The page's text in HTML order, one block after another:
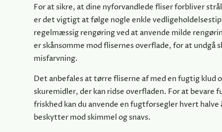
For at sikre, at dine nyforvandlede fliser forbliver
er det vigtigt at følge nogle enkle
regelmæssig rengøring ved at anvende milde
er skånsomme mod flisernes overflade, for at undgå
misfarvning.
Det anbefales at tørre fliserne af med en fugtig klud
skuremidler, der kan ridse overfladen. For at bevare
friskhed kan du anvende en fugtforsegler hvert halve
beskytter mod skimmel og snavs.